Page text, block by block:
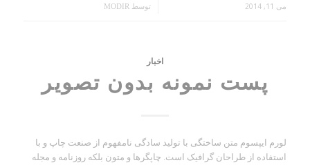
می 11, 2014 توسط MODIR
اخبار
پست نمونه بدون تصویر
لورم ایپسوم متن ساختگی با تولید سادگی نامفهوم از صنعت چاپ و با
استفاده از طراحان گرافیک است. چاپگرها و متون بلکه روزنامه و مجله